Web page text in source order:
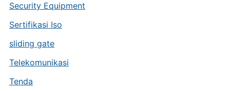
Security Equipment
Sertifikasi Iso
sliding gate
Telekomunikasi
Tenda